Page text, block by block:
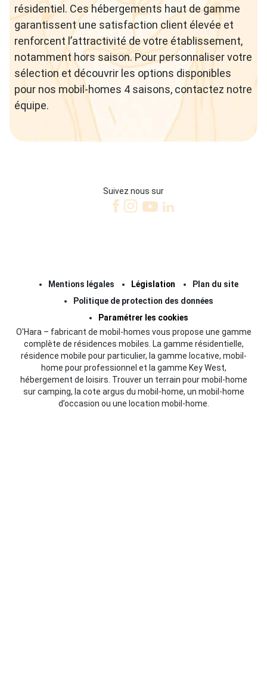
résidentiel. Ces hébergements haut de gamme
garantissent une satisfaction client élevée et
renforcent l’attractivité de votre établissement,
notamment hors saison. Pour personnaliser votre
sélection et découvrir les options disponibles
pour nos mobil-homes 4 saisons, contactez notre
équipe.
Suivez nous sur
Mentions légales Législation
Plan du site
Politique de protection des données
Paramétrer les cookies
O'Hara – fabricant de mobil-homes vous propose une gamme
complète de résidences mobiles. La gamme résidentielle,
résidence mobile pour particulier, la gamme locative, mobil-
home pour professionnel et la gamme Key West,
hébergement de loisirs. Trouver un terrain pour mobil-home
sur camping, la cote argus du mobil-home, un mobil-home
d’occasion ou une location mobil-home.